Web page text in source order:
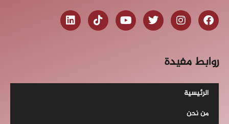
روابط مفيدة
الرئيسية
من نحن